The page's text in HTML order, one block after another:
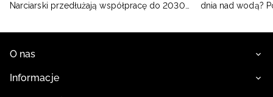
Narciarski przedłużają współpracę do 2030
dnia nad wodą?
O nas
Informacje